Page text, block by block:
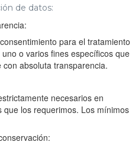
de datos:
para el tratamiento
o varios fines específicos que
absoluta transparencia.
necesarios en
que los requerimos. Los mínimos